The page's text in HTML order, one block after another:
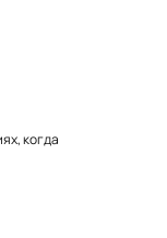
когда